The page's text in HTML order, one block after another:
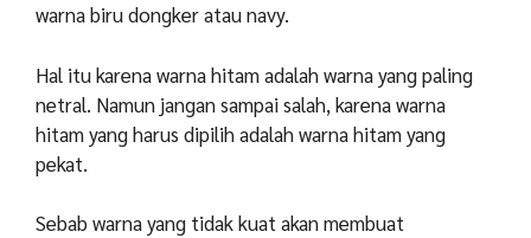
warna biru dongker atau navy.
Hal itu karena warna hitam adalah warna yang paling
netral. Namun jangan sampai salah, karena warna
hitam yang harus dipilih adalah warna hitam yang
pekat.
Sebab warna yang tidak kuat akan membuat